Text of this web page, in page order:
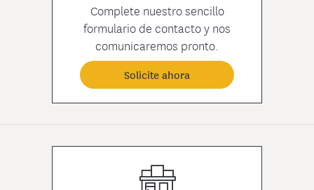
Complete nuestro sencillo
formulario de contacto y nos
comunicaremos pronto.
Solicite ahora